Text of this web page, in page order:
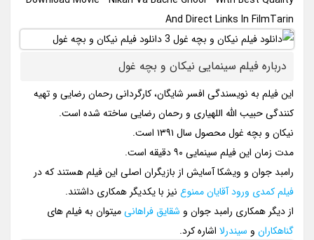
And Direct Links In FilmTarin
درباره فیلم سینمایی نیکان و بچه غول
این فیلم به نویسندگی افسر شایگان، کارگردانی رحمان رضایی و تهیه
کنندگی حبیب الله اللهیاری و رحمان رضایی ساخته شده است.
نیکان و بچه غول محصول سال ۱۳۹۱ است.
مدت زمان این فیلم سینمایی ۹۰ دقیقه است.
رامبد جوان و ویشکا آسایش از بازیگران اصلی این فیلم هستند که در
فیلم کمدی ورود آقایان ممنوع نیز با یکدیگر همکاری داشتند.
از دیگر همکاری رامبد جوان و شقایق فراهانیمیتوان به فیلم های
گناهکاران و سیندرلا اشاره کرد.